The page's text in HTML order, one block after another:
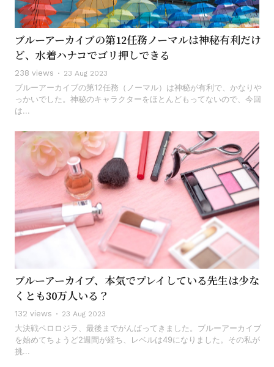
ブルーアーカイブの第12任務ノーマルは神秘有利だけ
ど、水着ハナコでゴリ押しできる
238 views 23 Aug 2023
ブルーアーカイブの第12任務（ノーマル）は神秘が有利で、かなりや
っかいでした。神秘のキャラクターをほとんどもってないので、今回
は...
ブルーアーカイブ、本気でプレイしている先生は少な
くとも30万人いる？
132 views 23 Aug 2023
大決戦ペロロジラ、最後までがんばってきました。ブルーアーカイブ
を始めてちょうど2週間が経ち、レベルは49になりました。その私が
挑...